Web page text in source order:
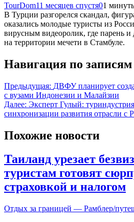
TourDom11 месяцев спустя01
В Турции разгорелся скандал,
оказались молодые туристы из
вирусным видеоролик, где парень
на территории мечети в Стамбуле.
Навигация по записям
Предыдущая: ДВФУ планирует
с вузами Индонезии и Малайзии
Далее: Эксперт Гулый:
синхронизации развития отрасли с
Похожие новости
Таиланд урезает
туристам готовят
страховкой и налогом
Отдых за границей — Рамблер/